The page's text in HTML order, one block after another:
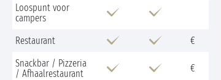
Loospunt voor
campers
Restaurant
€
Snackbar / Pizzeria
/ Afhaalrestaurant
€